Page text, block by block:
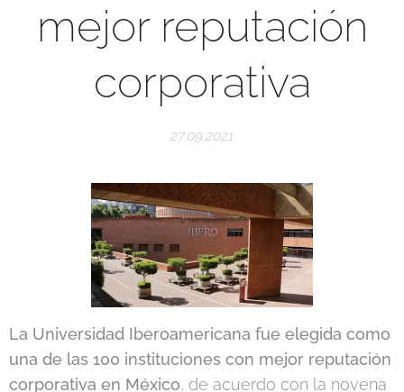
mejor reputación
corporativa
27.09.2021
La Universidad Iberoamericana fue elegida como
una de las 100 instituciones con mejor reputación
corporativa en México, de acuerdo con la novena